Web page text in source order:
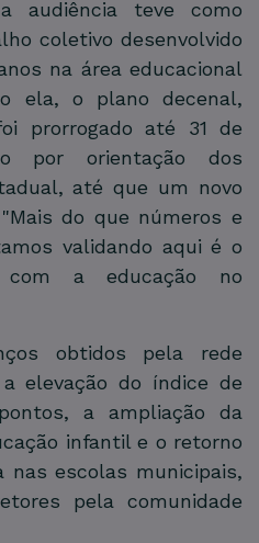
audiência teve como
coletivo desenvolvido
na área educacional
ela, o plano decenal,
prorrogado até 31 de
por orientação dos
até que um novo
do que números e
validando aqui é o
com a educação no
obtidos pela rede
elevação do índice de
a ampliação da
infantil e o retorno
nas escolas municipais,
pela comunidade